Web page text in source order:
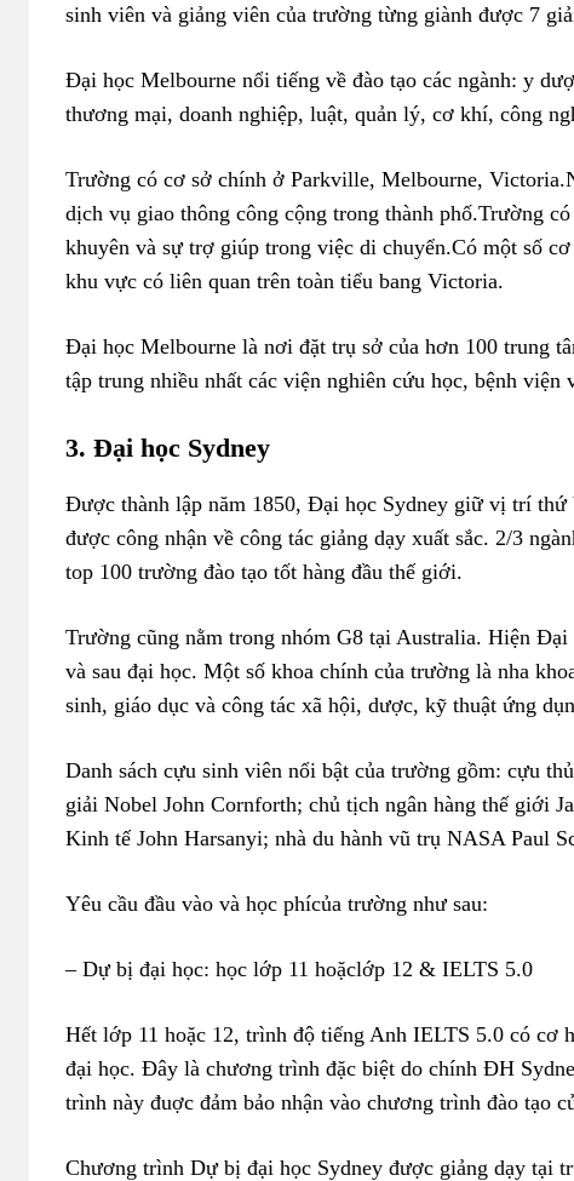
sinh viên và giảng viên của trường từng giành được 7
Đại học Melbourne nổi tiếng về đào tạo các ngành: y
thương mại, doanh nghiệp, luật, quản lý, cơ khí, công
Trường có cơ sở chính ở Parkville, Melbourne,
dịch vụ giao thông công cộng trong thành phố.Trường
khuyên và sự trợ giúp trong việc di chuyển.Có một số
khu vực có liên quan trên toàn tiểu bang Victoria.
Đại học Melbourne là nơi đặt trụ sở của hơn 100 trung
tập trung nhiều nhất các viện nghiên cứu học, bệnh
3. Đại học Sydney
Được thành lập năm 1850, Đại học Sydney giữ vị trí thứ
được công nhận về công tác giảng dạy xuất sắc. 2/3
top 100 trường đào tạo tốt hàng đầu thế giới.
Trường cũng nằm trong nhóm G8 tại Australia. Hiện
và sau đại học. Một số khoa chính của trường là nha
sinh, giáo dục và công tác xã hội, dược, kỹ thuật ứng
Danh sách cựu sinh viên nổi bật của trường gồm: cựu
giải Nobel John Cornforth; chủ tịch ngân hàng thế giới
Kinh tế John Harsanyi; nhà du hành vũ trụ NASA Paul
Yêu cầu đầu vào và học phícủa trường như sau:
– Dự bị đại học: học lớp 11 hoặclớp 12 & IELTS 5.0
Hết lớp 11 hoặc 12, trình độ tiếng Anh IELTS 5.0 có
đại học. Đây là chương trình đặc biệt do chính ĐH
trình này đuợc đảm bảo nhận vào chương trình đào tạo
Chương trình Dự bị đại học Sydney được giảng dạy tại